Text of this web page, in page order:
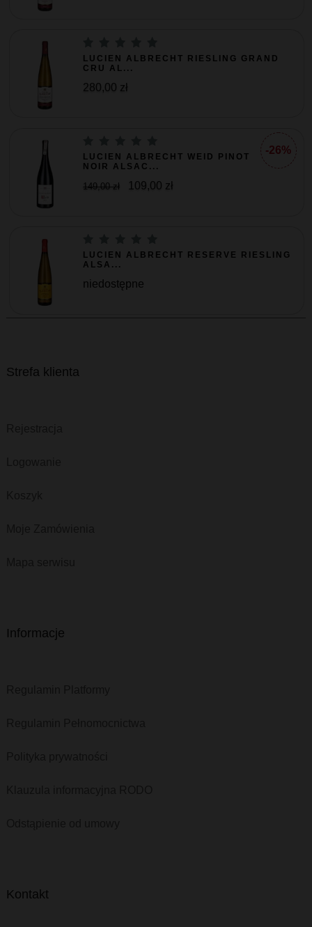
LUCIEN ALBRECHT RIESLING GRAND
CRU AL...
280,00 zł
-26%
LUCIEN ALBRECHT WEID PINOT
NOIR ALSAC...
149,00 zł 109,00 zł
LUCIEN ALBRECHT RESERVE RIESLING
ALSA...
niedostępne
Strefa klienta
Informacje
Kontakt